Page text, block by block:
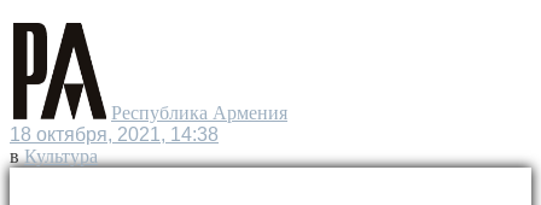
Республика Армения
18 октября, 2021, 14:38
в Культура